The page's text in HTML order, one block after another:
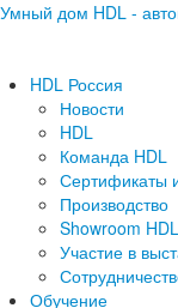
Умный дом HDL -
HDL Россия
Новости
HDL
Команда HDL
Сертификаты
Производство
Showroom HDL
Участие в
Обучение